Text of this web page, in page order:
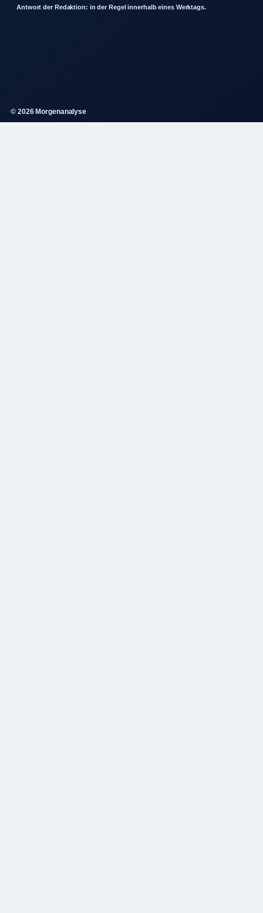
Antwort der Redaktion: in der Regel innerhalb eines Werktags.
© 2026 Morgenanalyse